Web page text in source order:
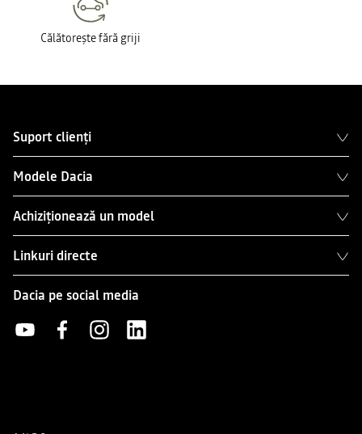
Călătorește fără griji
Suport clienți
Modele Dacia
Achiziționează un model
Linkuri directe
Dacia pe social media